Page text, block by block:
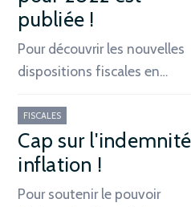
publiée !
Pour découvrir les nouvelles
dispositions fiscales en…
FISCALES
Cap sur l'indemnité
inflation !
Pour soutenir le pouvoir